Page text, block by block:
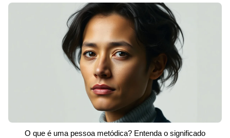
O que é uma pessoa metódica? Entenda o significado